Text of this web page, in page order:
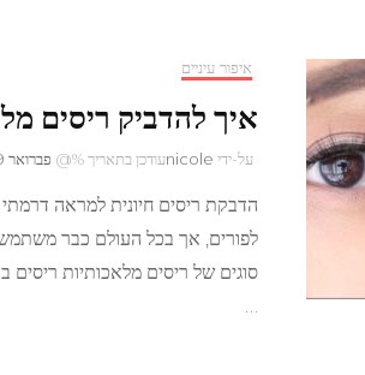
איפור עיניים
איך להדביק ריסים
על-ידי nicoleעודכן בתאריך %@ פברואר 19, 2019
הדבקת ריסים חיונית למראה
לפורים, אך בכל העולם כבר
סוגים של ריסים מלאכותיות ריסים
…